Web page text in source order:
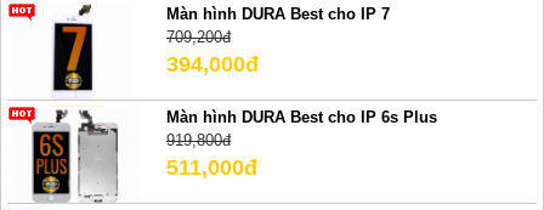
Màn hình DURA Best cho IP 7
709,200đ
394,000đ
Màn hình DURA Best cho IP 6s Plus
919,800đ
511,000đ